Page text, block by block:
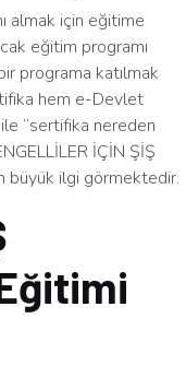
almak için eğitime
eğitim programı
programa katılmak
hem e-Devlet
“sertifika nereden
İÇİN ŞİŞ
büyük ilgi görmektedir.